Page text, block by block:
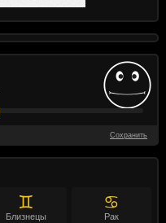
Сохранить
♊
Близнецы
♋
Рак